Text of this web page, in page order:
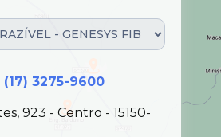
(17) 3275-9600
923 - Centro - 15150-